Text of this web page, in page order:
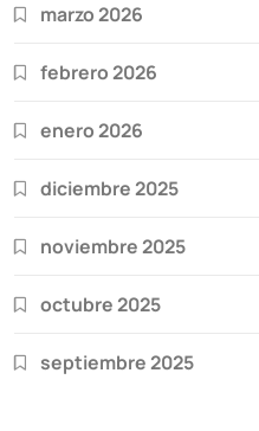
marzo 2026
febrero 2026
enero 2026
diciembre 2025
noviembre 2025
octubre 2025
septiembre 2025